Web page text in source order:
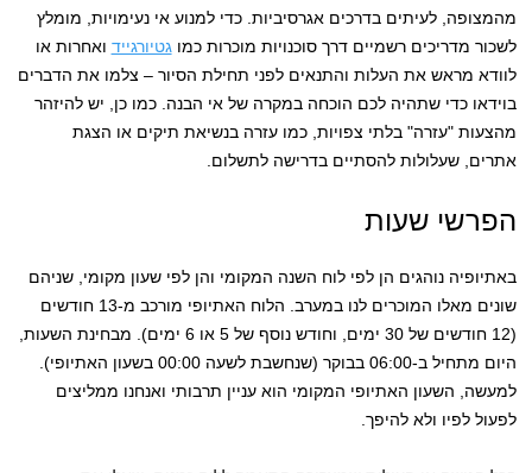
מהמצופה, לעיתים בדרכים אגרסיביות. כדי למנוע אי נעימויות, מומלץ
לשכור מדריכים רשמיים דרך סוכנויות מוכרות כמוגטיורגייד ואחרות או
לוודא מראש את העלות והתנאים לפני תחילת הסיור – צלמו את הדברים
בוידאו כדי שתהיה לכם הוכחה במקרה של אי הבנה. כמו כן, יש להיזהר
מהצעות "עזרה" בלתי צפויות, כמו עזרה בנשיאת תיקים או הצגת
אתרים, שעלולות להסתיים בדרישה לתשלום.
הפרשי שעות
באתיופיה נוהגים הן לפי לוח השנה המקומי והן לפי שעון מקומי, שניהם
שונים מאלו המוכרים לנו במערב. הלוח האתיופי מורכב מ-13 חודשים
(12 חודשים של 30 ימים, וחודש נוסף של 5 או 6 ימים). מבחינת השעות,
היום מתחיל ב-06:00 בבוקר (שנחשבת לשעה 00:00 בשעון האתיופי).
למעשה, השעון האתיופי המקומי הוא עניין תרבותי ואנחנו ממליצים
לפעול לפיו ולא להיפך.